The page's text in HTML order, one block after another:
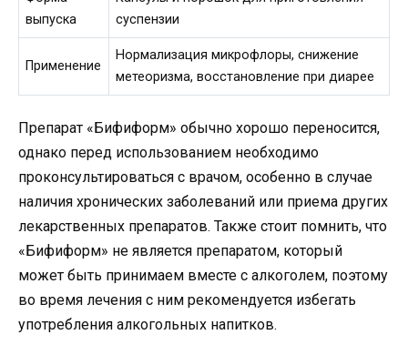
выпуска
суспензии
Применение
Нормализация микрофлоры, снижение
метеоризма, восстановление при диарее
Препарат «Бифиформ» обычно хорошо переносится,
однако перед использованием необходимо
проконсультироваться с врачом, особенно в случае
наличия хронических заболеваний или приема других
лекарственных препаратов. Также стоит помнить, что
«Бифиформ» не является препаратом, который
может быть принимаем вместе с алкоголем, поэтому
во время лечения с ним рекомендуется избегать
употребления алкогольных напитков.